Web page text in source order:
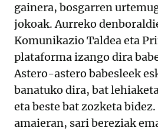
gainera, bosgarren
jokoak. Aurreko
Komunikazio Taldea eta
plataforma izango dira
Astero-astero babesleek
banatuko dira, bat
eta beste bat zozketa
amaieran, sari bereziak